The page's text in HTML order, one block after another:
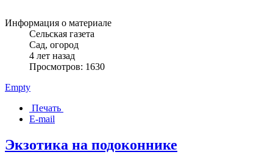
Информация о материале
Сельская газета
Сад, огород
4 лет назад
Просмотров: 1630
Empty
Печать
E-mail
Экзотика на подоконнике